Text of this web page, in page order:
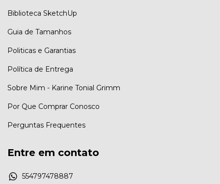
Biblioteca SketchUp
Guia de Tamanhos
Politicas e Garantias
Política de Entrega
Sobre Mim - Karine Tonial Grimm
Por Que Comprar Conosco
Perguntas Frequentes
Entre em contato
554797478887